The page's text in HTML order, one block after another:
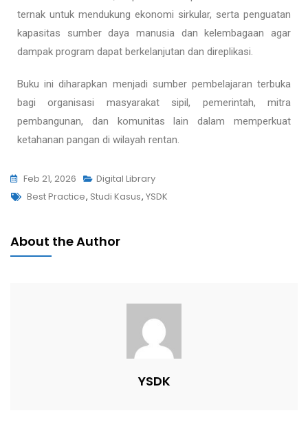
ternak untuk mendukung ekonomi sirkular, serta penguatan
kapasitas sumber daya manusia dan kelembagaan agar
dampak program dapat berkelanjutan dan direplikasi.
Buku ini diharapkan menjadi sumber pembelajaran terbuka
bagi organisasi masyarakat sipil, pemerintah, mitra
pembangunan, dan komunitas lain dalam memperkuat
ketahanan pangan di wilayah rentan.
Feb 21, 2026
Digital Library
Best Practice, Studi Kasus, YSDK
About the Author
YSDK